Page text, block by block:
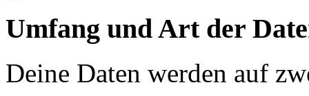
Umfang und Art der
Deine Daten werden auf